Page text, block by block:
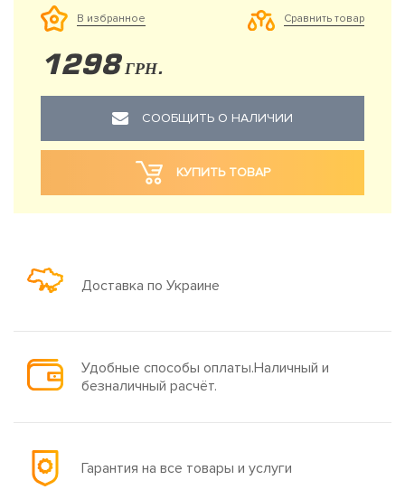
В избранное Сравнить товар
1298 ГРН.
СООБЩИТЬ О НАЛИЧИИ
КУПИТЬ ТОВАР
Доставка по Украине
Удобные способы оплаты.Наличный и
безналичный расчёт.
Гарантия на все товары и услуги